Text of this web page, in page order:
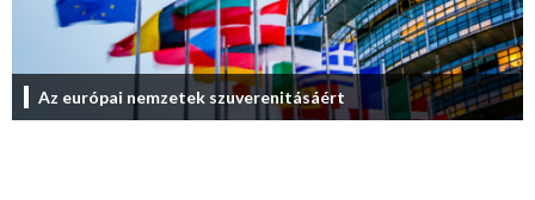
Az európai nemzetek szuverenitásáért